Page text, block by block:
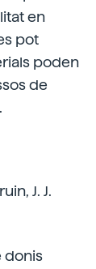
en
pot
poden
de
J. J.
donis